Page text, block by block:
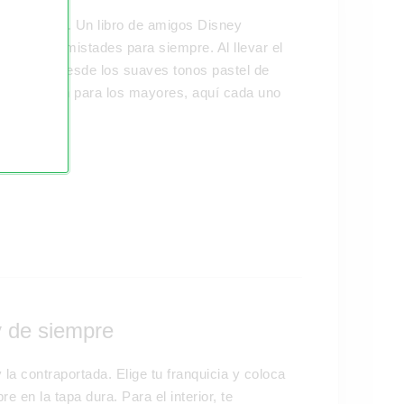
único. Un libro de amigos Disney
esas amistades para siempre. Al llevar el
Desde los suaves tonos pastel de
acción para los mayores, aquí cada uno
de siempre
contraportada. Elige tu franquicia y coloca
en la tapa dura. Para el interior, te